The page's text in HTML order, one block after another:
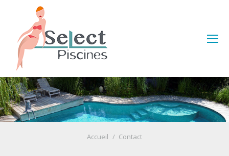
Vous êtes ici :
Accueil Contact